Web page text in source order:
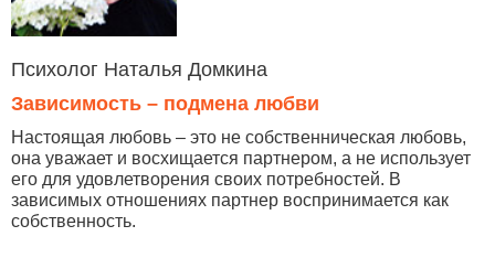
Психолог Наталья Домкина
Зависимость – подмена любви
Настоящая любовь – это не собственническая любовь,
она уважает и восхищается партнером, а не использует
его для удовлетворения своих потребностей. В
зависимых отношениях партнер воспринимается как
собственность.